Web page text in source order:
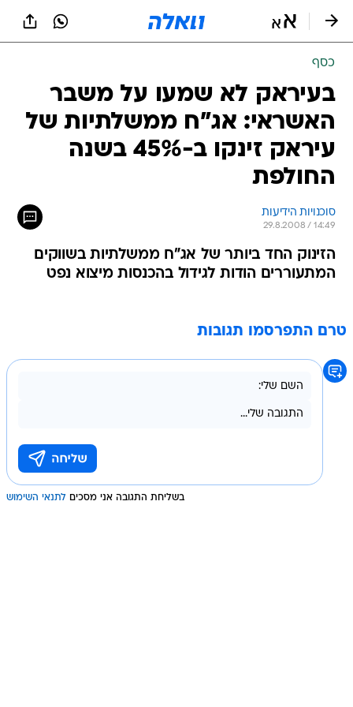
כסף
בעיראק לא שמעו על משבר
האשראי: אג"ח ממשלתיות של
עיראק זינקו ב-45% בשנה
החולפת
סוכנויות הידיעות
29.8.2008 / 14:49
הזינוק החד ביותר של אג"ח ממשלתיות בשווקים
המתעוררים הודות לגידול בהכנסות מיצוא נפט
טרם התפרסמו תגובות
בשליחת התגובה אני מסכים לתנאי השימוש